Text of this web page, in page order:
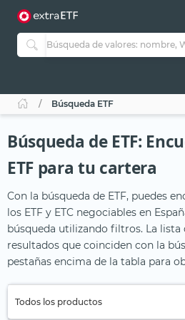
Búsqueda ETF
Búsqueda de ETF:
ETF para tu cartera
Con la búsqueda de ETF, puedes
los ETF y ETC negociables en
búsqueda utilizando filtros. La
resultados que coinciden con la
pestañas encima de la tabla para
Todos los productos